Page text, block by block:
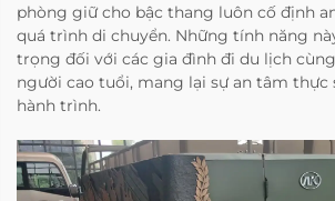
phòng giữ cho bậc thang luôn cố định
quá trình di chuyển. Những tính năng
trọng đối với các gia đình đi du lịch
người cao tuổi, mang lại sự an tâm
hành trình.